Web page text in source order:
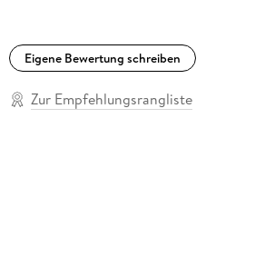
Eigene Bewertung schreiben
Zur Empfehlungsrangliste